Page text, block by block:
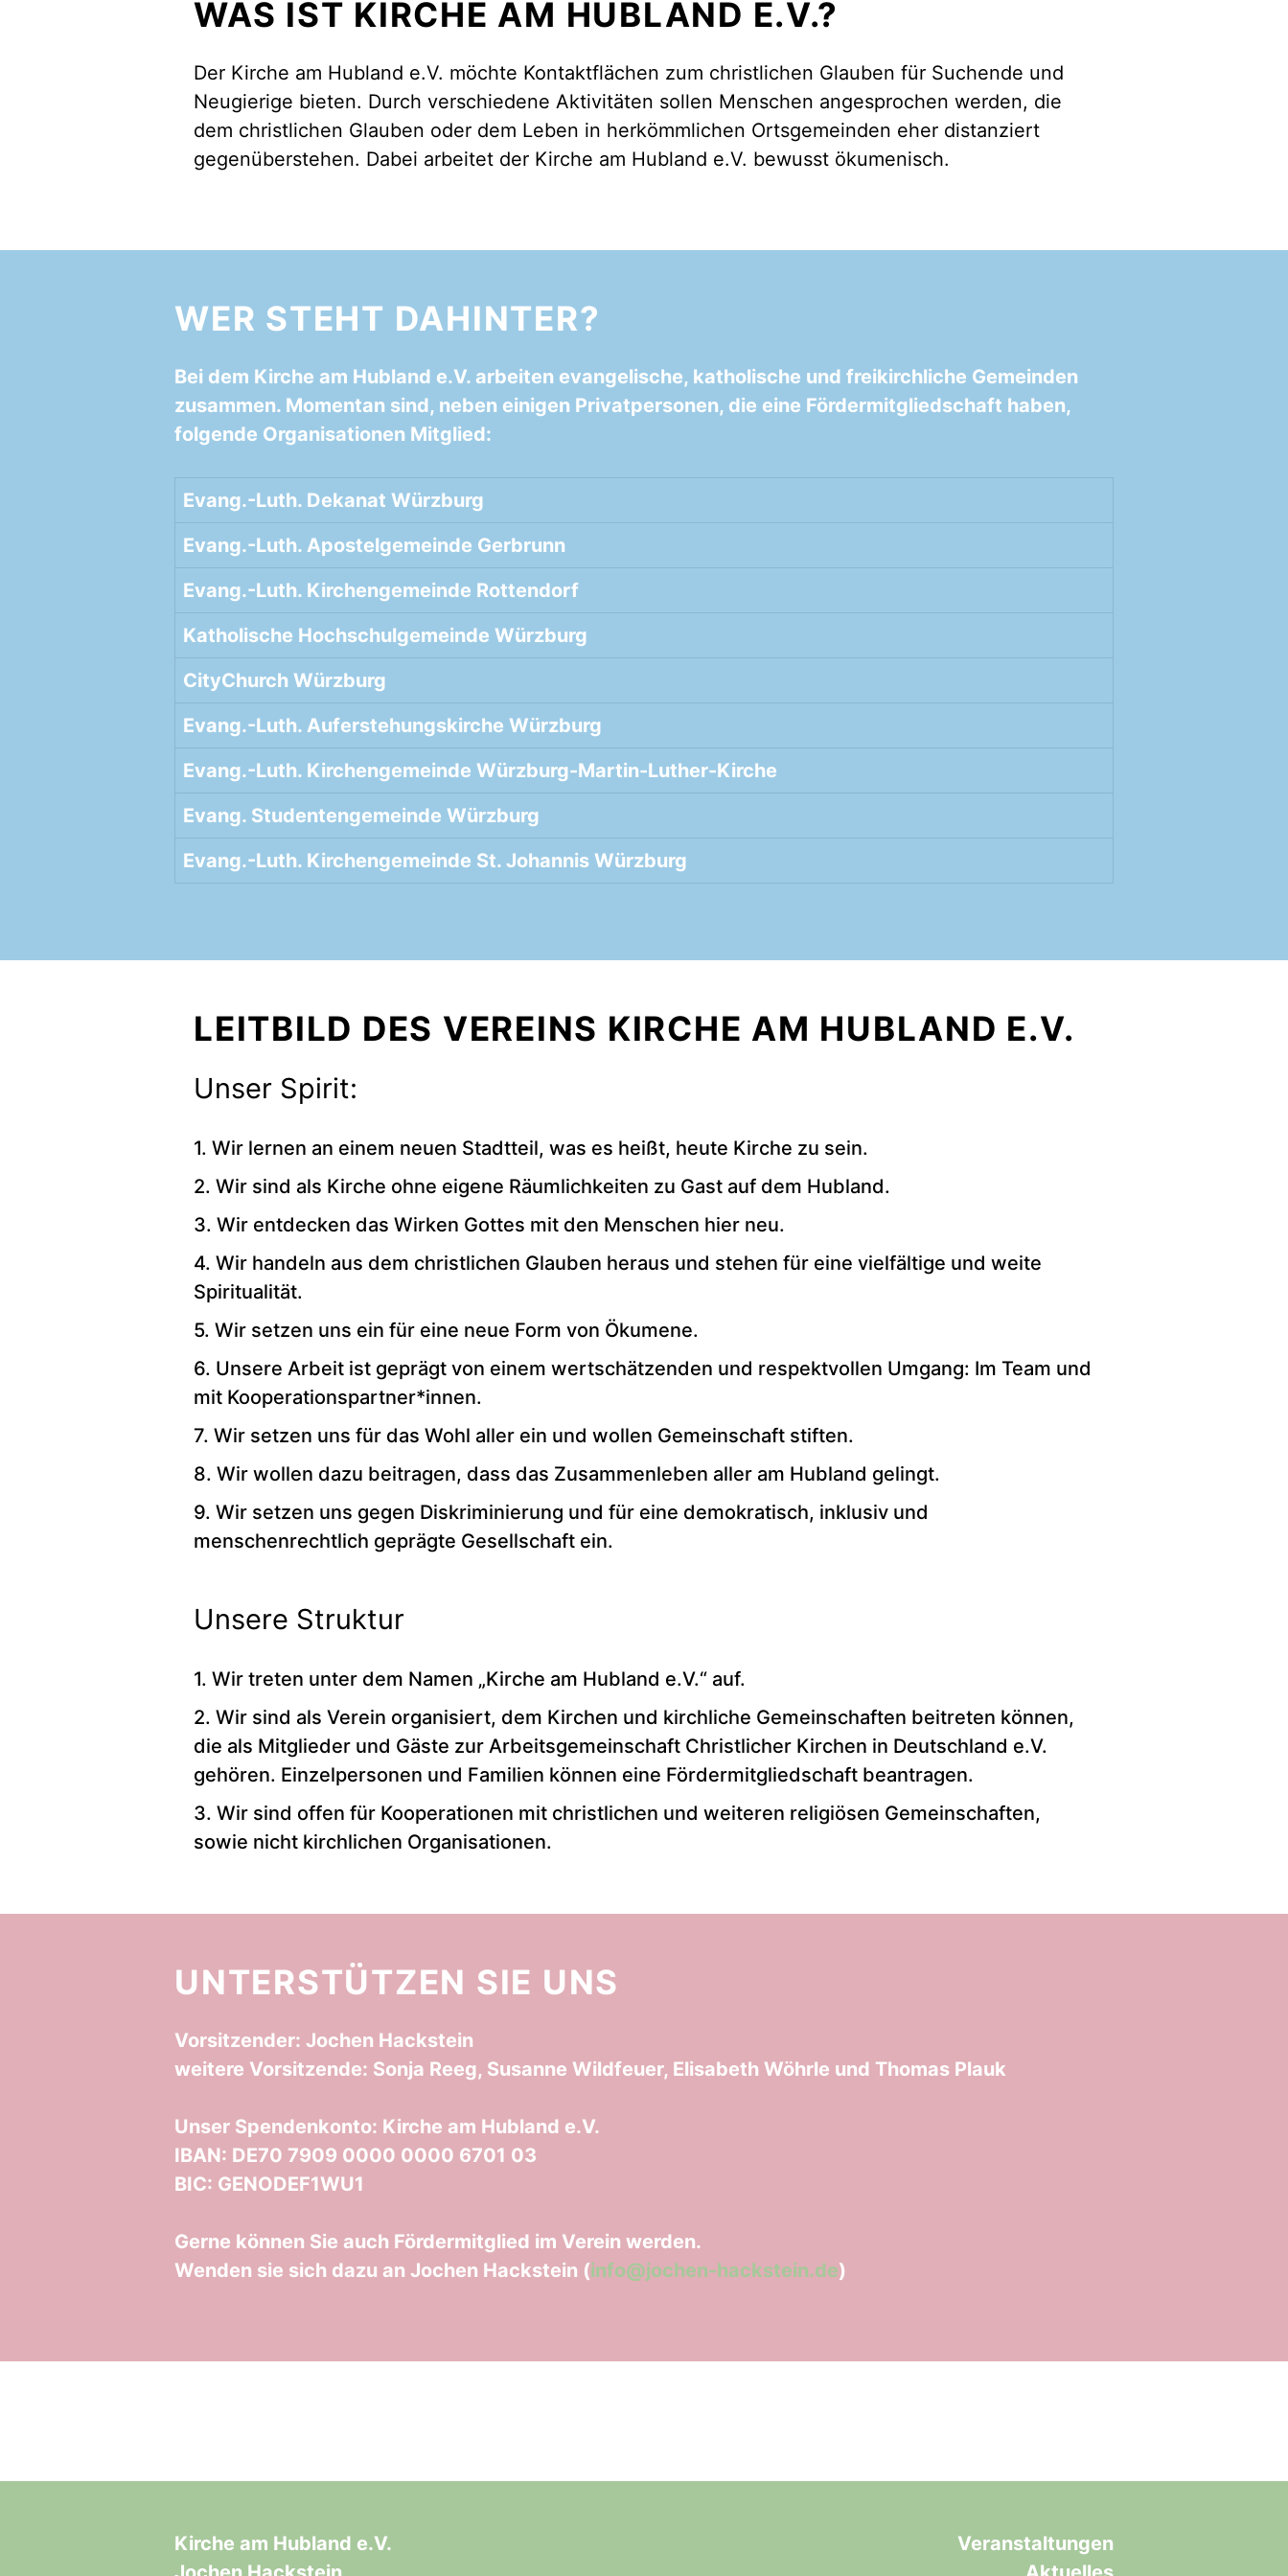
WAS IST KIRCHE AM HUBLAND E.V.?
Der Kirche am Hubland e.V. möchte Kontaktflächen zum christlichen Glauben für Suchende und
Neugierige bieten. Durch verschiedene Aktivitäten sollen Menschen angesprochen werden, die
dem christlichen Glauben oder dem Leben in herkömmlichen Ortsgemeinden eher distanziert
gegenüberstehen. Dabei arbeitet der Kirche am Hubland e.V. bewusst ökumenisch.
WER STEHT DAHINTER?
Bei dem Kirche am Hubland e.V. arbeiten evangelische, katholische und freikirchliche Gemeinden
zusammen. Momentan sind, neben einigen Privatpersonen, die eine Fördermitgliedschaft haben,
folgende Organisationen Mitglied:
Evang.-Luth. Dekanat Würzburg
Evang.-Luth. Apostelgemeinde Gerbrunn
Evang.-Luth. Kirchengemeinde Rottendorf
Katholische Hochschulgemeinde Würzburg
CityChurch Würzburg
Evang.-Luth. Auferstehungskirche Würzburg
Evang.-Luth. Kirchengemeinde Würzburg-Martin-Luther-Kirche
Evang. Studentengemeinde Würzburg
Evang.-Luth. Kirchengemeinde St. Johannis Würzburg
LEITBILD DES VEREINS KIRCHE AM HUBLAND E.V.
Unser Spirit:
1. Wir lernen an einem neuen Stadtteil, was es heißt, heute Kirche zu sein.
2. Wir sind als Kirche ohne eigene Räumlichkeiten zu Gast auf dem Hubland.
3. Wir entdecken das Wirken Gottes mit den Menschen hier neu.
4. Wir handeln aus dem christlichen Glauben heraus und stehen für eine vielfältige und weite
Spiritualität.
5. Wir setzen uns ein für eine neue Form von Ökumene.
6. Unsere Arbeit ist geprägt von einem wertschätzenden und respektvollen Umgang: Im Team und
mit Kooperationspartner*innen.
7. Wir setzen uns für das Wohl aller ein und wollen Gemeinschaft stiften.
8. Wir wollen dazu beitragen, dass das Zusammenleben aller am Hubland gelingt.
9. Wir setzen uns gegen Diskriminierung und für eine demokratisch, inklusiv und
menschenrechtlich geprägte Gesellschaft ein.
Unsere Struktur
1. Wir treten unter dem Namen „Kirche am Hubland e.V.“ auf.
2. Wir sind als Verein organisiert, dem Kirchen und kirchliche Gemeinschaften beitreten können,
die als Mitglieder und Gäste zur Arbeitsgemeinschaft Christlicher Kirchen in Deutschland e.V.
gehören. Einzelpersonen und Familien können eine Fördermitgliedschaft beantragen.
3. Wir sind offen für Kooperationen mit christlichen und weiteren religiösen Gemeinschaften,
sowie nicht kirchlichen Organisationen.
UNTERSTÜTZEN SIE UNS
Vorsitzender: Jochen Hackstein
weitere Vorsitzende: Sonja Reeg, Susanne Wildfeuer, Elisabeth Wöhrle und Thomas Plauk
Unser Spendenkonto: Kirche am Hubland e.V.
IBAN: DE70 7909 0000 0000 6701 03
BIC: GENODEF1WU1
Gerne können Sie auch Fördermitglied im Verein werden.
Wenden sie sich dazu an Jochen Hackstein (info@jochen-hackstein.de)
Kirche am Hubland e.V.
Veranstaltungen